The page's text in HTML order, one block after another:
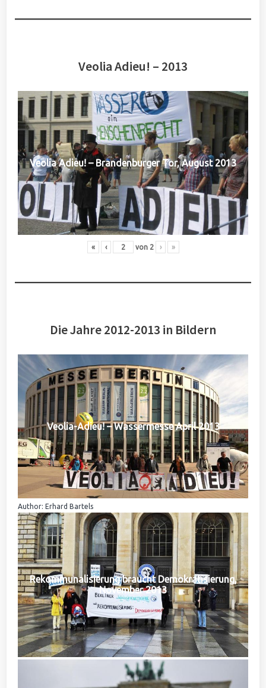
Veolia Adieu! – 2013
Veolia Adieu! – Brandenburger Tor, August 2013
« ‹ von 2 › »
Die Jahre 2012-2013 in Bildern
Veolia-Adieu! – Wassermesse April 2013
Author: Erhard Bartels
Rekommunalisierung braucht Demokratisierung,
November 2013